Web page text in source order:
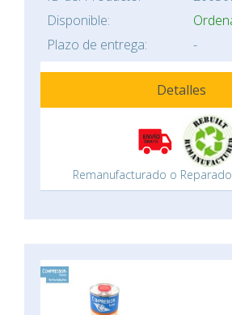
Disponible:
Plazo de entrega:
-
Detalles
Remanufacturado o